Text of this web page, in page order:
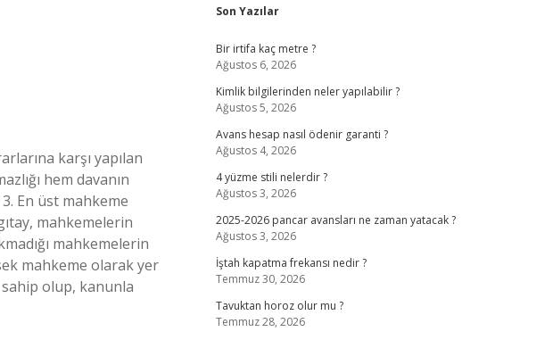
karşı yapılan
hem davanın
En üst mahkeme
mahkemelerin
mahkemelerin
mahkeme olarak yer
olup, kanunla
Sidebar
Son Yazılar
Bir irtifa kaç metre ?
Ağustos 6, 2026
Kimlik bilgilerinden neler yapılabilir ?
Ağustos 5, 2026
Avans hesap nasıl ödenir garanti ?
Ağustos 4, 2026
4 yüzme stili nelerdir ?
Ağustos 3, 2026
2025-2026 pancar avansları ne zaman yatacak ?
Ağustos 3, 2026
İştah kapatma frekansı nedir ?
Temmuz 30, 2026
Tavuktan horoz olur mu ?
Temmuz 28, 2026